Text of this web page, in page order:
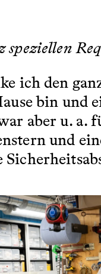
speziellen
ich den
bin und
aber u. a.
und